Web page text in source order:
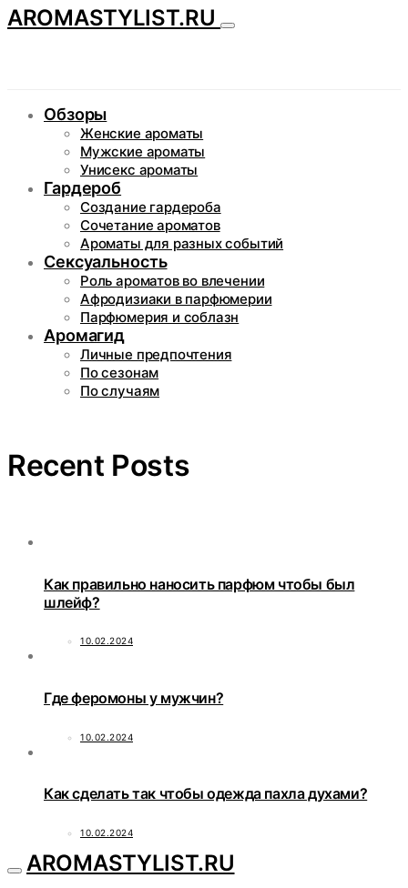
AROMASTYLIST.RU
Обзоры
Женские ароматы
Мужские ароматы
Унисекс ароматы
Гардероб
Создание гардероба
Сочетание ароматов
Ароматы для разных событий
Сексуальность
Роль ароматов во влечении
Афродизиаки в парфюмерии
Парфюмерия и соблазн
Аромагид
Личные предпочтения
По сезонам
По случаям
Recent Posts
Как правильно наносить парфюм чтобы был
шлейф?
10.02.2024
Где феромоны у мужчин?
10.02.2024
Как сделать так чтобы одежда пахла духами?
10.02.2024
AROMASTYLIST.RU